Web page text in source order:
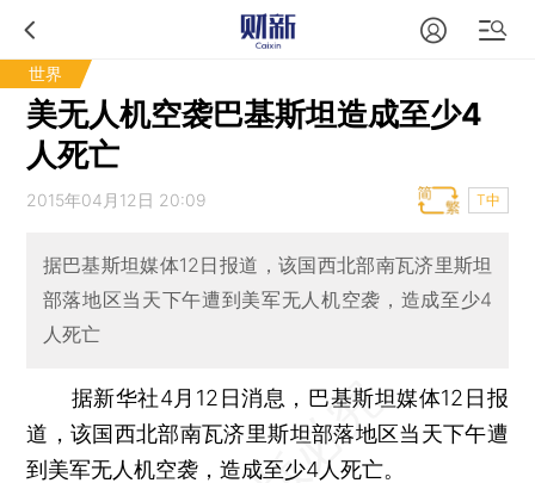
世界
美无人机空袭巴基斯坦造成至少4
人死亡
2015年04月12日 20:09 T中
据巴基斯坦媒体12日报道，该国西北部南瓦济里斯坦
部落地区当天下午遭到美军无人机空袭，造成至少4
人死亡
据新华社4月12日消息，巴基斯坦媒体12日报
道，该国西北部南瓦济里斯坦部落地区当天下午遭
到美军无人机空袭，造成至少4人死亡。